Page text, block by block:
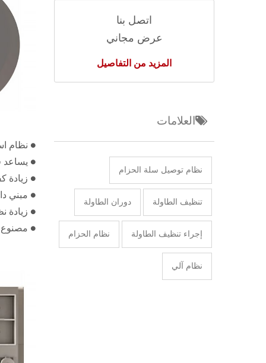
● نظام
● يساعد
● زيادة
● مبني
● زيادة
● مصنوع
اتصل بنا
عرض مجاني
المزيد من التفاصيل
العلامات
نظام توصيل سلة الحزام
تنظيف الطاولة دوران الطاولة
إجراء تنظيف الطاولة نظام الحزام
نظام آلي